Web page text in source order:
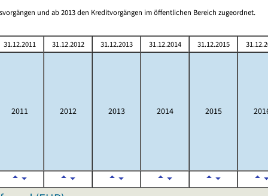
und ab 2013 den Kreditvorgängen im öffentlichen Bereich zugeordnet.
31.12.2011 31.12.2012 31.12.2013 31.12.2014 31.12.2015
2011 2012 2013 2014 2015